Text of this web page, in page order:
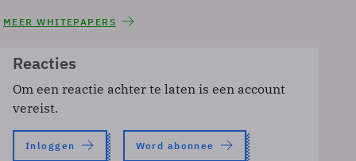
MEER WHITEPAPERS
Reacties
Om een reactie achter te laten is een account
vereist.
Inloggen Word abonnee